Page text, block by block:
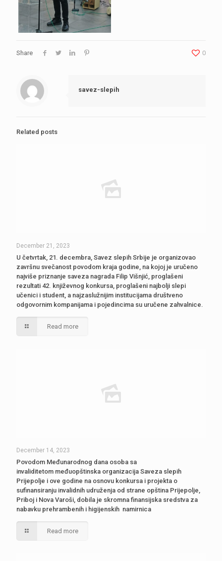
Share 0
savez-slepih
Related posts
December 21, 2023
U četvrtak, 21. decembra, Savez slepih Srbije je organizovao
završnu svečanost povodom kraja godine, na kojoj je uručeno
najviše priznanje saveza nagrada Filip Višnjić, proglašeni
rezultati 42. književnog konkursa, proglašeni najbolji slepi
učenici i student, a najzaslužnijim institucijama društveno
odgovornim kompanijama i pojedincima su uručene zahvalnice.
Read more
December 14, 2023
Povodom Međunarodnog dana osoba sa
invaliditetom međuopštinska organizacija Saveza slepih
Prijepolje i ove godine na osnovu konkursa i projekta o
sufinansiranju invalidnih udruženja od strane opština Prijepolje,
Priboj i Nova Varoši, dobila je skromna finansijska sredstva za
nabavku prehrambenih i higijenskih namirnica
Read more